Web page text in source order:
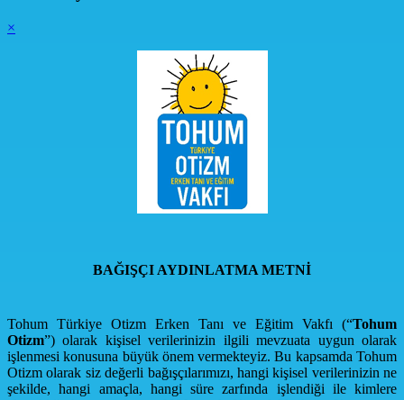
×
BAĞIŞÇI AYDINLATMA METNİ
Tohum Türkiye Otizm Erken Tanı ve Eğitim Vakfı (“Tohum
Otizm”) olarak kişisel verilerinizin ilgili mevzuata uygun olarak
işlenmesi konusuna büyük önem vermekteyiz. Bu kapsamda Tohum
Otizm olarak siz değerli bağışçılarımızı, hangi kişisel verilerinizin ne
şekilde, hangi amaçla, hangi süre zarfında işlendiği ile kimlere